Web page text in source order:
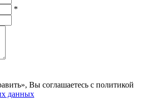
*
Вы соглашаетесь с политикой
данных